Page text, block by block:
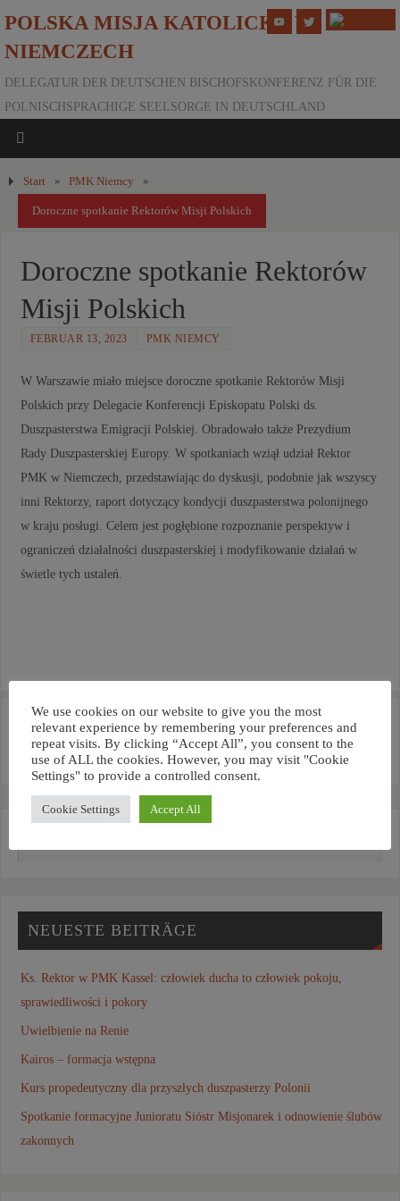
POLSKA MISJA KATOLICKA W
NIEMCZECH
DELEGATUR DER DEUTSCHEN BISCHOFSKONFERENZ FÜR DIE
POLNISCHSPRACHIGE SEELSORGE IN DEUTSCHLAND
Start » PMK Niemcy »
Doroczne spotkanie Rektorów Misji Polskich
Doroczne spotkanie Rektorów
Misji Polskich
FEBRUAR 13, 2023 PMK NIEMCY
W Warszawie miało miejsce doroczne spotkanie Rektorów Misji
Polskich przy Delegacie Konferencji Episkopatu Polski ds.
Duszpasterstwa Emigracji Polskiej. Obradowało także Prezydium
Rady Duszpasterskiej Europy. W spotkaniach wziął udział Rektor
PMK w Niemczech, przedstawiając do dyskusji, podobnie jak wszyscy
inni Rektorzy, raport dotyczący kondycji duszpasterstwa polonijnego
w kraju posługi. Celem jest pogłębione rozpoznanie perspektyw i
ograniczeń działalności duszpasterskiej i modyfikowanie działań w
świetle tych ustaleń.
Na drodze do
międzykulturowego
duszpasterstwa
W środę, 01.03.2023, odbyło się
w Diecezji Limburg spotkanie
wszystkich rektorów misji
międzynarodowych z Niemiec
NEUESTE BEITRÄGE
Ks. Rektor w PMK Kassel: człowiek ducha to człowiek pokoju,
sprawiedliwości i pokory
Uwielbienie na Renie
Kairos – formacja wstępna
Kurs propedeutyczny dla przyszłych duszpasterzy Polonii
Spotkanie formacyjne Junioratu Sióstr Misjonarek i odnowienie ślubów
zakonnych
We use cookies on our website to give you the most
relevant experience by remembering your preferences and
repeat visits. By clicking “Accept All”, you consent to the
use of ALL the cookies. However, you may visit "Cookie
Settings" to provide a controlled consent.
Cookie Settings Accept All